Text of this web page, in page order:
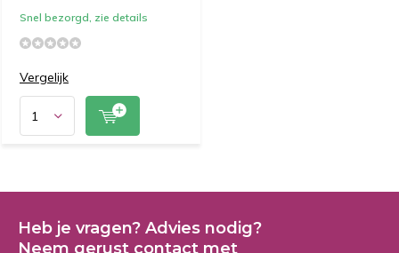
Snel bezorgd, zie details
Vergelijk
Heb je vragen? Advies nodig?
Neem gerust contact met